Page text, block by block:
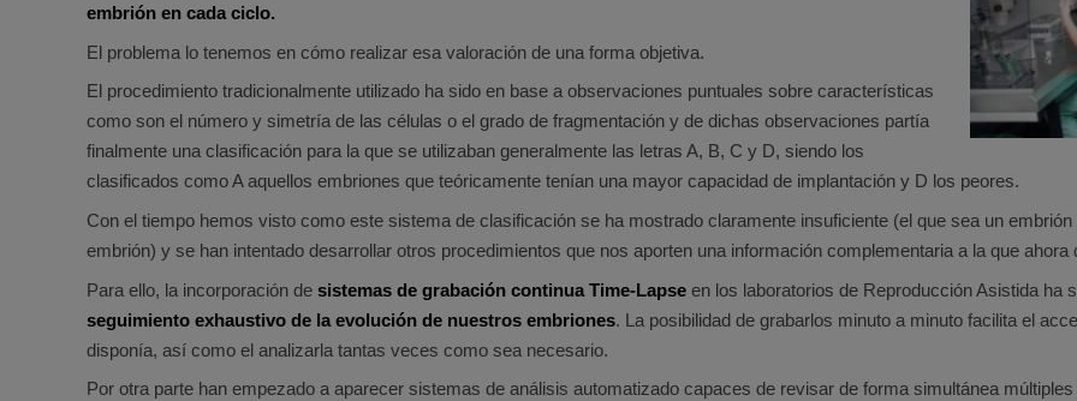
embrión en cada ciclo.
El problema lo tenemos en cómo realizar esa valoración de una forma objetiva.
El procedimiento tradicionalmente utilizado ha sido en base a observaciones puntuales sobre características
como son el número y simetría de las células o el grado de fragmentación y de dichas observaciones partía
finalmente una clasificación para la que se utilizaban generalmente las letras A, B, C y D, siendo los
clasificados como A aquellos embriones que teóricamente tenían una mayor capacidad de implantación y D los peores.
Con el tiempo hemos visto como este sistema de clasificación se ha mostrado claramente insuficiente (el que sea un
embrión) y se han intentado desarrollar otros procedimientos que nos aporten una información complementaria a la que ahora
Para ello, la incorporación de sistemas de grabación continua Time-Lapse en los laboratorios de Reproducción Asistida ha
seguimiento exhaustivo de la evolución de nuestros embriones. La posibilidad de grabarlos minuto a minuto facilita el
disponía, así como el analizarla tantas veces como sea necesario.
Por otra parte han empezado a aparecer sistemas de análisis automatizado capaces de revisar de forma simultánea